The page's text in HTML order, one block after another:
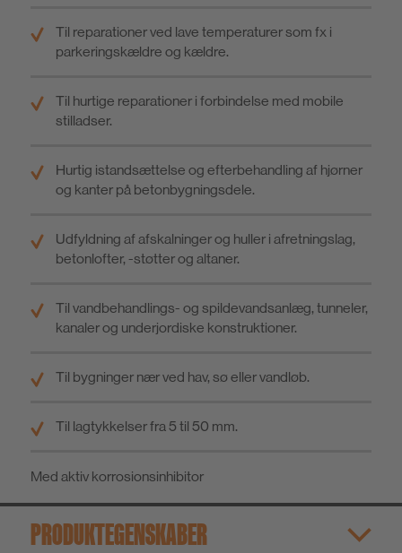
Til reparationer ved lave temperaturer som fx i
parkeringskældre og kældre.
Til hurtige reparationer i forbindelse med mobile
stilladser.
Hurtig istandsættelse og efterbehandling af hjørner
og kanter på betonbygningsdele.
Udfyldning af afskalninger og huller i afretningslag,
betonlofter, -støtter og altaner.
Til vandbehandlings- og spildevandsanlæg, tunneler,
kanaler og underjordiske konstruktioner.
Til bygninger nær ved hav, sø eller vandløb.
Til lagtykkelser fra 5 til 50 mm.
Med aktiv korrosionsinhibitor
PRODUKTEGENSKABER